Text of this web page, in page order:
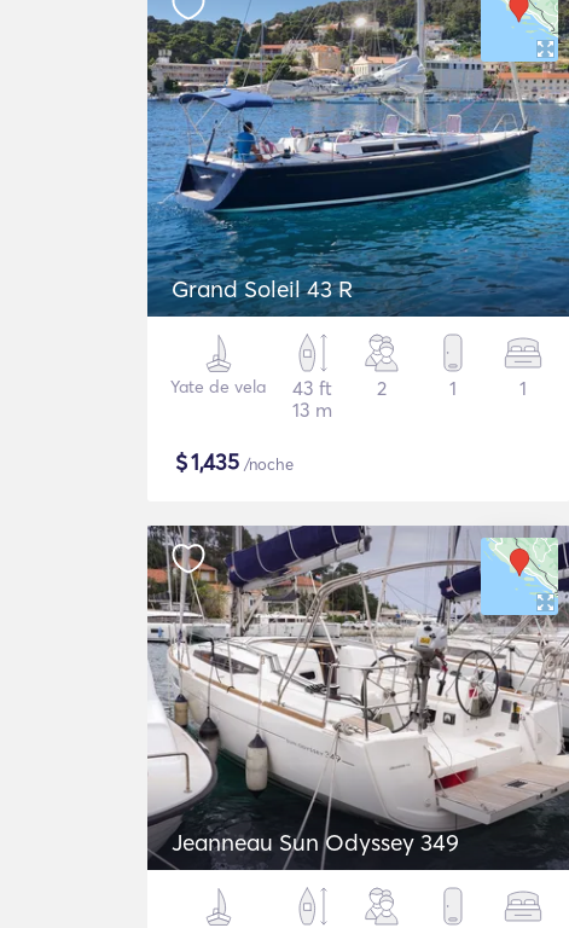
Grand Soleil 43 R
Yate de vela
43 ft
13 m
2 1 1
$1,435 /noche
Jeanneau Sun Odyssey 349